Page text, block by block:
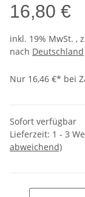
16,80 €
inkl. 19% MwSt. ,
nach Deutschland
Nur 16,46 €* bei
Sofort verfügbar
Lieferzeit: 1 - 3
abweichend)